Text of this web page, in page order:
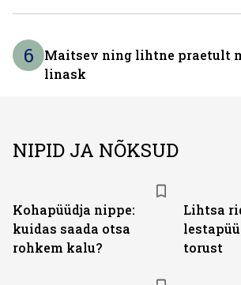
6
Maitsev ning lihtne praetult
linask
NIPID JA NÕKSUD
Kohapüüdja nippe:
kuidas saada otsa
rohkem kalu?
Lihtsa
torust